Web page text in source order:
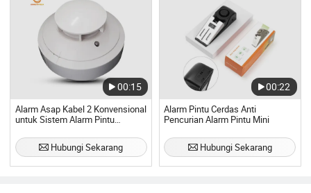
00:15
Alarm Asap Kabel 2 Konvensional
untuk Sistem Alarm Pintu
Hubungi Sekarang
00:22
Alarm Pintu Cerdas Anti
Pencurian Alarm Pintu Mini
Hubungi Sekarang